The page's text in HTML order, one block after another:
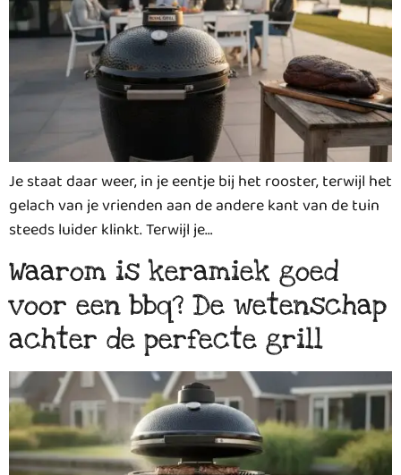
Je staat daar weer, in je eentje bij het rooster, terwijl het
gelach van je vrienden aan de andere kant van de tuin
steeds luider klinkt. Terwijl je…
Waarom is keramiek goed
voor een bbq? De wetenschap
achter de perfecte grill